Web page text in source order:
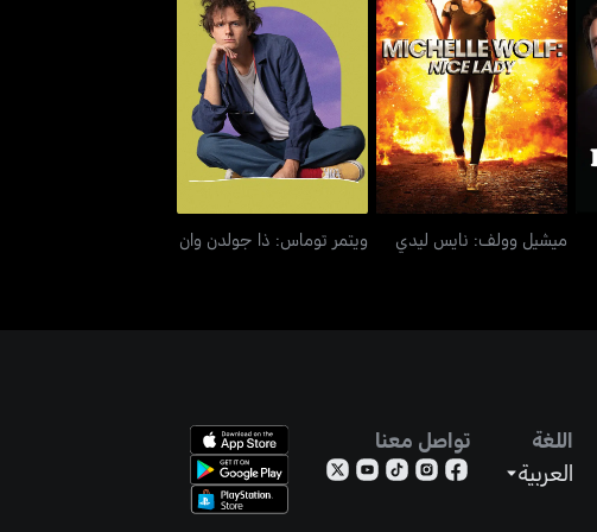
ميشيل وولف: نايس ليدي
ميشيل وولف: نايس ليدي
ويتمر توماس: ذا جولدن وان
ويتمر توماس: ذا جولدن وان
اللغة
العربية
تواصل معنا